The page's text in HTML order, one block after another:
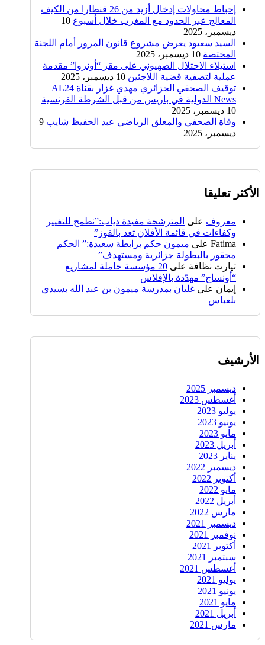
إحباط محاولات إدخال أزيد من 26 قنطارا من الكيف
المعالج عبر الحدود مع المغرب خلال أسبوع 10
ديسمبر، 2025
السيد سعيود يعرض مشروع قانون المرور أمام اللجنة
المختصة 10 ديسمبر، 2025
استيلاء الاحتلال الصهيوني على مقر “أونروا” مقدمة
عملية لتصفية قضية اللاجئين 10 ديسمبر، 2025
توقيف الصحفي الجزائري مهدي غزار بقناة AL24
News الدولية في باريس من قبل الشرطة الفرنسية
10 ديسمبر، 2025
وفاة الصحفي والمعلق الرياضي عبد الحفيظ شايب 9
ديسمبر، 2025
الأكثر تعليقا
معروف على المترشحة مفيدة دياب:”نطمح للتغيير
وكفاءات في قائمة الأفلان تعد بالفوز”
Fatima على ميمون حكم برابطة سعيدة:” الحكم
محقور بالبطولة جزائرية ومستهدف”
تيارت نظافة على
20 مؤسسة حاملة لمشاريع
“أونساج” مهدّدة بالإفلاس
إيمان على غليان بمدرسة ميمون بن عبد الله بسيدي
بلعباس
الأرشيف
ديسمبر 2025
أغسطس 2023
يوليو 2023
يونيو 2023
مايو 2023
أبريل 2023
يناير 2023
ديسمبر 2022
أكتوبر 2022
مايو 2022
أبريل 2022
مارس 2022
ديسمبر 2021
نوفمبر 2021
أكتوبر 2021
سبتمبر 2021
أغسطس 2021
يوليو 2021
يونيو 2021
مايو 2021
أبريل 2021
مارس 2021